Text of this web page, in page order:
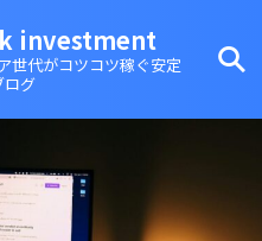
investment
世代がコツコツ稼ぐ安定
ログ